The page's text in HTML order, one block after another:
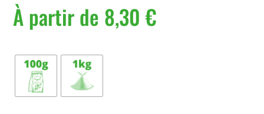
À partir de 8,30€